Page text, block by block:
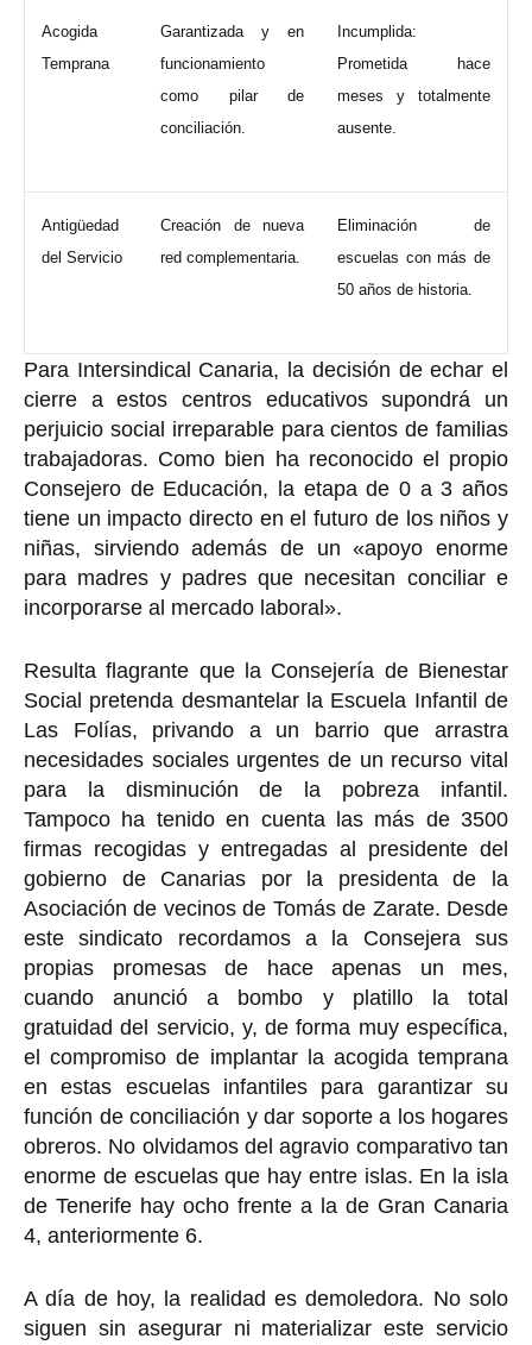
Acogida
Temprana
Garantizada y en
funcionamiento
como pilar de
conciliación.
Incumplida:
Prometida hace
meses y totalmente
ausente.
Antigüedad
del Servicio
Creación de nueva
red complementaria.
Eliminación de
escuelas con más de
50 años de historia.
Para Intersindical Canaria, la decisión de echar el
cierre a estos centros educativos supondrá un
perjuicio social irreparablepara cientos de familias
trabajadoras. Como bien ha reconocido el propio
Consejero de Educación, la etapa de 0 a 3 años
tiene un impacto directo en el futuro de los niños y
niñas, sirviendo además de un «apoyo enorme
para madres y padres que necesitan conciliar e
incorporarse al mercado laboral».
Resulta flagrante que la Consejería de Bienestar
Social pretenda desmantelar la Escuela Infantil de
Las Folías, privando a un barrio que arrastra
necesidades sociales urgentes de un recurso vital
para la disminución de la pobreza infantil.
Tampoco ha tenido en cuenta las más de 3500
firmas recogidas y entregadas al presidente del
gobierno de Canarias por la presidenta de la
Asociación de vecinos de Tomás de Zarate. Desde
este sindicato recordamos a la Consejera sus
propias promesas de hace apenas un mes,
cuando anunció a bombo y platillo la total
gratuidad del servicio, y, de forma muy específica,
el compromiso de implantar la acogida temprana
en estas escuelas infantiles para garantizar su
función de conciliación y dar soporte a los hogares
obreros. No olvidamos del agravio comparativo tan
enorme de escuelas que hay entre islas. En la isla
de Tenerife hay ocho frente a la de Gran Canaria
4, anteriormente 6.
A día de hoy, la realidad es demoledora. No solo
siguen sin asegurar ni materializar este servicio